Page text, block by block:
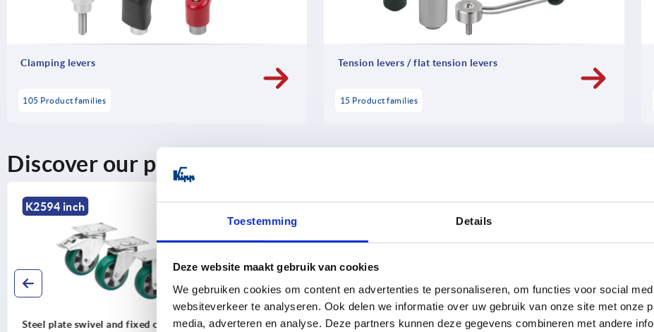
Toestemming Details
Deze website maakt gebruik van cookies
We gebruiken cookies om content en advertenties te personaliseren, om functies voor social
websiteverkeer te analyseren. Ook delen we informatie over uw gebruik van onze site met onze
media, adverteren en analyse. Deze partners kunnen deze gegevens combineren met andere
Clamping levers
105 Product families
Tension levers / flat tension levers
15 Product families
Discover our product range
NEW
K2594 inch
Steel plate swivel and fixed castors
NEW
K2590 inch
Steel plate swivel and fixed castors
K1774 inch
Swivel castors compact version